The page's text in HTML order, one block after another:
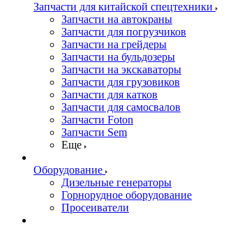
Запчасти для китайской спецтехники
Запчасти на автокраны
Запчасти для погрузчиков
Запчасти на грейдеры
Запчасти на бульдозеры
Запчасти на экскаваторы
Запчасти для грузовиков
Запчасти для катков
Запчасти для самосвалов
Запчасти Foton
Запчасти Sem
Еще
Оборудование
Дизельные генераторы
Горнорудное оборудование
Просеиватели